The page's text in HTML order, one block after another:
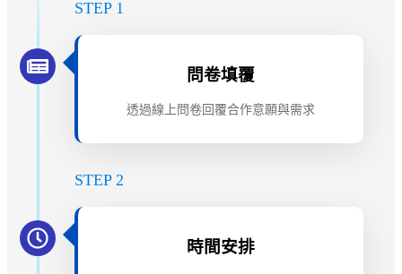
STEP 1
問卷填覆
透過線上問卷回覆合作意願與需求
STEP 2
時間安排